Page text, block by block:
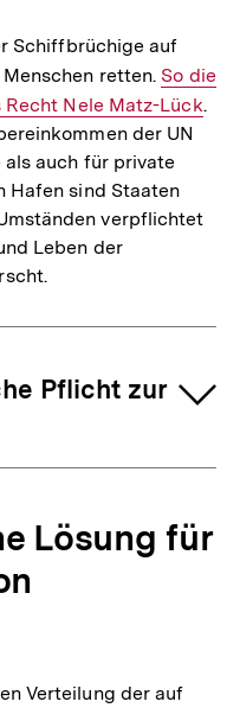
Schiffbrüchige auf
retten. Interner
Link:
So die
Nele Matz-Lück.
der UN
auch für private
Hafen sind Staaten
verpflichtet
Leben der
Pflicht zur
Lösung für
Verteilung der auf